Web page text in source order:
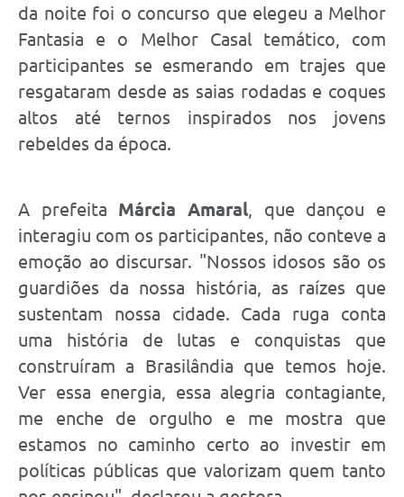
da noite foi o concurso que elegeu a Melhor
Fantasia e o Melhor Casal temático, com
participantes se esmerando em trajes que
resgataram desde as saias rodadas e coques
altos até ternos inspirados nos jovens
rebeldes da época.
A prefeita Márcia Amaral , que dançou e
interagiu com os participantes, não conteve a
emoção ao discursar. "Nossos idosos são os
guardiões da nossa história, as raízes que
sustentam nossa cidade. Cada ruga conta
uma história de lutas e conquistas que
construíram a Brasilândia que temos hoje.
Ver essa energia, essa alegria contagiante,
me enche de orgulho e me mostra que
estamos no caminho certo ao investir em
políticas públicas que valorizam quem tanto